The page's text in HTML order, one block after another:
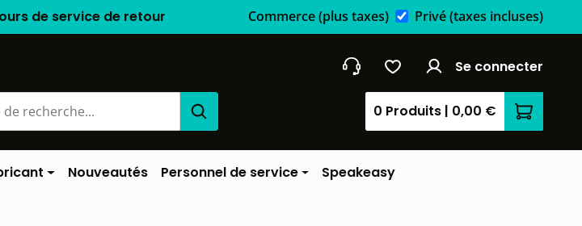
de service de retour Commerce(plus taxes) Privé(taxes incluses)
Se connecter
0 Produits | 0,00 € Le
Nouveautés Personnel de service Speakeasy